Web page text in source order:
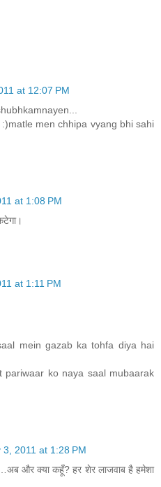
at 12:07 PM
men chhipa vyang bhi sahi
at 1:08 PM
at 1:11 PM
mein gazab ka tohfa diya hai
pariwaar ko naya saal mubaarak
3, 2011 at 1:28 PM
और क्या कहूँ? हर शेर लाजवाब है हमेशा